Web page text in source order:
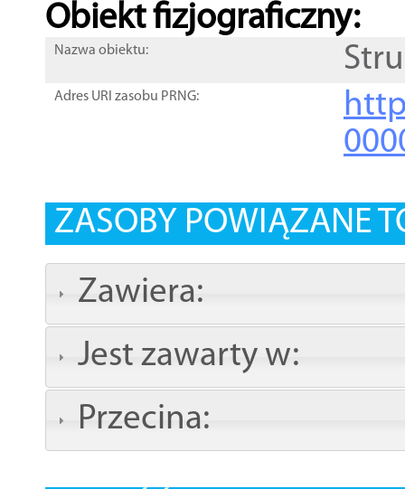
Obiekt fizjograficzny:
Nazwa obiektu:
Adres URI zasobu PRNG:
ZASOBY POWIĄZANE
Zawiera:
Jest zawarty w:
Przecina: